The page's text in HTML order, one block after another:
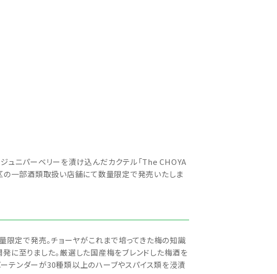
ュニパーベリーを漬け込んだカクテル「The CHOYA
の一部酒類取扱い店舗にて数量限定で発売いたしま
定で発売。チョーヤがこれまで培ってきた梅の知識
に至りました。厳選した国産梅をブレンドした梅酒を
テンダーが30種類以上のハーブやスパイス類を浸漬